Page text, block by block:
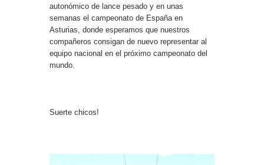
autonómico de lance pesado y en unas
semanas el campeonato de España en
Asturias, donde esperamos que nuestros
compañeros consigan de nuevo representar al
equipo nacional en el próximo campeonato del
mundo.
Suerte chicos!